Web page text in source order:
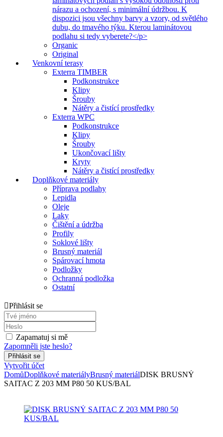
nárazu a ochození, s minimální údržbou. K
dispozici jsou všechny barvy a vzory, od světlého
dubu, do tmavého týku. Kterou laminátovou
podlahu si tedy vyberete?</p>
Organic
Original
Venkovní terasy
Exterra TIMBER
Podkonstrukce
Klipy
Šrouby
Nátěry a čistící prostředky
Exterra WPC
Podkonstrukce
Klipy
Šrouby
Ukončovací lišty
Kryty
Nátěry a čistící prostředky
Doplňkové materiály
Příprava podlahy
Lepidla
Oleje
Laky
Čištění a údržba
Profily
Soklové lišty
Brusný materiál
Spárovací hmota
Podložky
Ochranná podložka
Ostatní
Přihlásit se
Zapamatuj si mě
Zapomněli jste heslo?
Vytvořit účet
DomůDoplňkové materiályBrusný materiálDISK BRUSNÝ
SAITAC Z 203 MM P80 50 KUS/BAL